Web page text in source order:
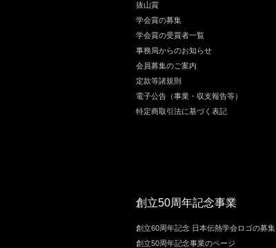
抜山賞
学会賞の募集
学会賞の受賞者一覧
事務局からのお知らせ
会員募集のご案内
定款等諸規則
電子公告（事業・収支報告等）
特定商取引法に基づく表記
創立50周年記念事業
創立60周年記念 日本伝熱学会ロゴの募集
創立50周年記念事業のページ